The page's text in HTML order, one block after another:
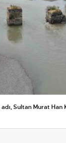
Sultan Murat Han